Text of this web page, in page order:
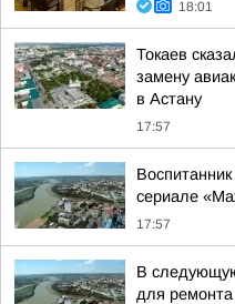
18:01
Токаев
замену
в Астану
17:57
сериале
17:57
В
для